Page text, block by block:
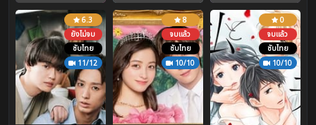
6.3
ยังไม่จบ
ซับไทย
11/12
8
จบแล้ว
ซับไทย
10/10
0
จบแล้ว
ซับไทย
10/10